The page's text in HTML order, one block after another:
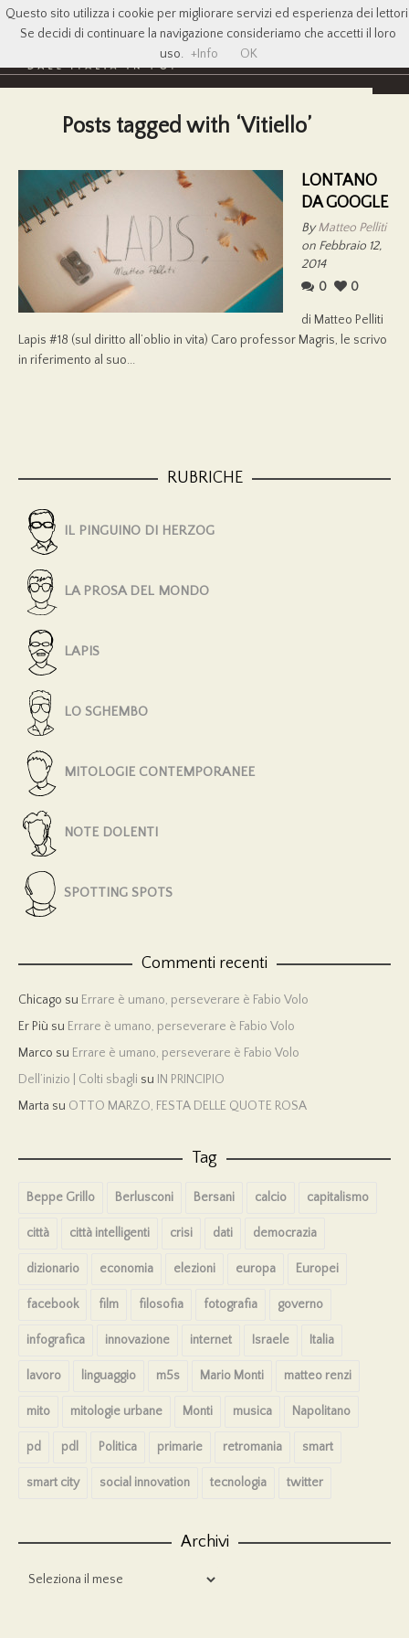
Posts tagged with ‘Vitiello’
LONTANO
DA GOOGLE
ByMatteo Pelliti
on Febbraio 12,
2014
0
0
di Matteo Pelliti
Lapis #18 (sul diritto all’oblio in vita) Caro professor Magris, le scrivo
in riferimento al suo...
RUBRICHE
IL PINGUINO DI HERZOG
LA PROSA DEL MONDO
LAPIS
LO SGHEMBO
MITOLOGIE CONTEMPORANEE
NOTE DOLENTI
SPOTTING SPOTS
Commenti recenti
Chicago su Errare è umano, perseverare è Fabio Volo
Er Più su Errare è umano, perseverare è Fabio Volo
Marco su Errare è umano, perseverare è Fabio Volo
Dell’inizio | Colti sbagli su IN PRINCIPIO
Marta su OTTO MARZO, FESTA DELLE QUOTE ROSA
Tag
Beppe Grillo Berlusconi Bersani calcio capitalismo
città città intelligenti crisi dati democrazia
dizionario economia elezioni europa Europei
facebook film filosofia fotografia governo
infografica innovazione internet Israele Italia
lavoro linguaggio m5s Mario Monti matteo renzi
mito mitologie urbane Monti musica Napolitano
pd pdl Politica primarie retromania smart
smart city social innovation tecnologia twitter
Archivi
Archivi
Questo sito utilizza i cookie per migliorare servizi ed esperienza dei
Se decidi di continuare la navigazione consideriamo che accetti il loro
uso. +Info OK